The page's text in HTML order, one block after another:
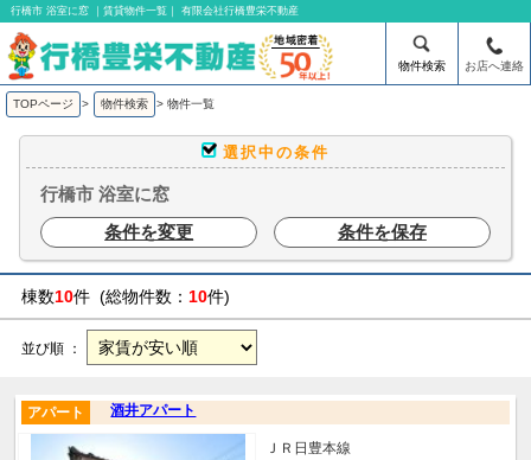
行橋市 浴室に窓 ｜賃貸物件一覧｜ 有限会社行橋豊栄不動産
物件検索 お店へ連絡
TOPページ > 物件検索 > 物件一覧
選択中の条件
行橋市 浴室に窓
条件を変更
条件を保存
棟数10件 (総物件数： 10件)
並び順 ：
酒井アパート
アパート
ＪＲ日豊本線